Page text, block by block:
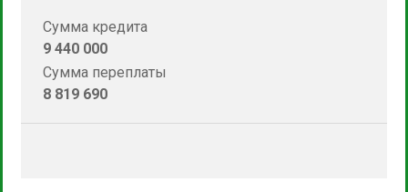
Сумма кредита
9 440 000
Сумма переплаты
8 819 690